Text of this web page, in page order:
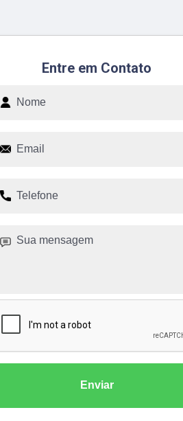
Entre em Contato
Enviar